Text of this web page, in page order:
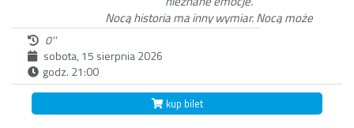
Nocą historia ma inny wymiar.Nocą może
zdarzyć się wszystko...
Niezwykła nocna wycieczka po Kazimierzu
Dolnym to nie tylko spacer z przewodnikiem
po Miasteczku. W ten wieczór, zabierzemy
0''
sobota, 15 sierpnia 2026
godz. 21:00
kup bilet